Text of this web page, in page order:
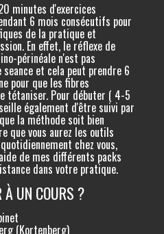
minutes d'exercices
6 mois consécutifs pour
de la pratique et
En effet, le réflexe de
périnéale n'est pas
et cela peut prendre 6
pour que les fibres
tétaniser. Pour débuter ( 4-5
également d'être suivi par
la méthode soit bien
que vous aurez les outils
chez vous,
de mes différents packs
dans votre pratique.
À UN COURS ?
(Kortenberg)